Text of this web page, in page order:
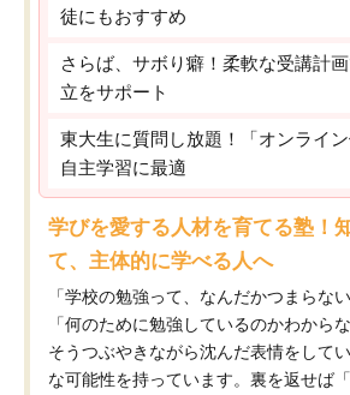
徒にもおすすめ
さらば、サボり癖！柔軟な受講計
立をサポート
東大生に質問し放題！「オンライ
自主学習に最適
学びを愛する人材を育てる塾！
て、主体的に学べる人へ
「学校の勉強って、なんだかつまらない
「何のために勉強しているのかわからな
そうつぶやきながら沈んだ表情をして
な可能性を持っています。裏を返せば